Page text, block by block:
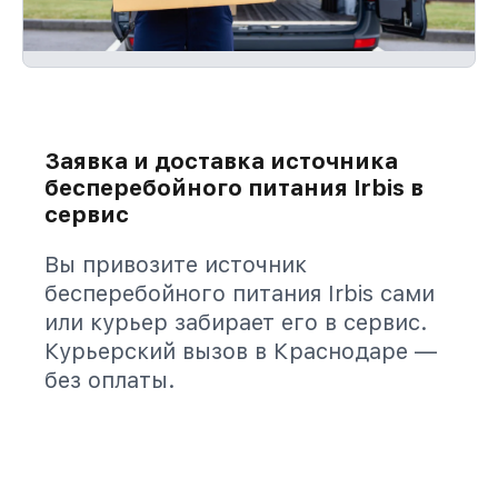
Заявка и доставка источника
бесперебойного питания Irbis в
сервис
Вы привозите источник
бесперебойного питания Irbis сами
или курьер забирает его в сервис.
Курьерский вызов в Краснодаре —
без оплаты.